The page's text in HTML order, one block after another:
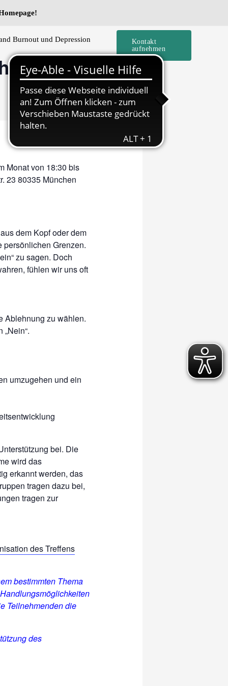
Burnout und Depression
Kontakt
aufnehmen
Monat von 18:30 bis
23 80335 München
dem Kopf oder dem
Grenzen.
zu sagen. Doch
fühlen wir uns oft
Ablehnung zu wählen.
umzugehen und ein
bei. Die
wird das
erkannt werden, das
tragen dazu bei,
tragen zur
des Treffens
bestimmten Thema
Teilnehmenden die
des